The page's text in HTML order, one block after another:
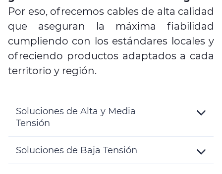
Por eso, ofrecemos cables de alta calidad
que aseguran la máxima fiabilidad
cumpliendo con los estándares locales y
ofreciendo productos adaptados a cada
territorio y región.
Soluciones de Alta y Media
Tensión
Details
Soluciones de Baja Tensión